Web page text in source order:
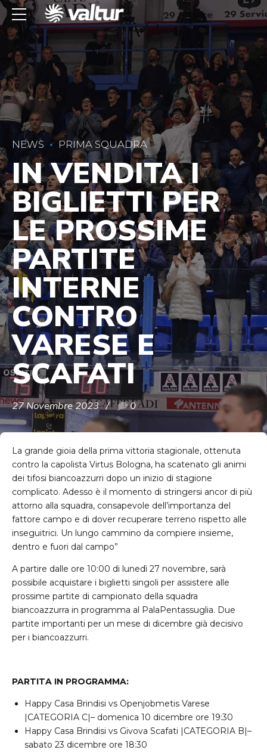
NEWS PRIMA SQUADRA
IN VENDITA I
BIGLIETTI PER
LE PROSSIME
PARTITE
INTERNE
CONTRO
VARESE E
SCAFATI
27 Novembre 2023 0
La grande gioia della prima vittoria stagionale, ottenuta
contro la capolista Virtus Bologna, ha scatenato gli animi
dei tifosi biancoazzurri dopo un inizio di stagione
complicato. Adesso è il momento di stringersi ancor di più
attorno alla squadra, consapevole dell’importanza del
fattore campo e di dover recuperare terreno rispetto alle
inseguitrici. Un lungo cammino da compiere insieme,
dentro e fuori dal campo”
A partire dalle ore 10:00 di lunedì 27 novembre, sarà
possibile acquistare i biglietti singoli per assistere alle
prossime partite di campionato della squadra
biancoazzurra in programma al PalaPentassuglia. Due
partite importanti per un mese di dicembre già decisivo
per i biancoazzurri.
PARTITA IN PROGRAMMA:
Happy Casa Brindisi vs Openjobmetis Varese
|CATEGORIA C|– domenica 10 dicembre ore 19:30
Happy Casa Brindisi vs Givova Scafati |CATEGORIA B|–
sabato 23 dicembre ore 18:30